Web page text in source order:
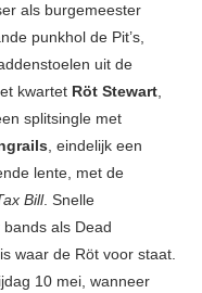
als burgemeester
punkhol de Pit’s,
uit de
kwartet Röt Stewart
splitsingle met
, eindelijk een
lente, met de
Bill. Snelle
als Dead
waar de Röt voor staat.
10 mei, wanneer